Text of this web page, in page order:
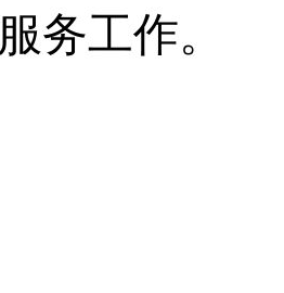
服务工作。